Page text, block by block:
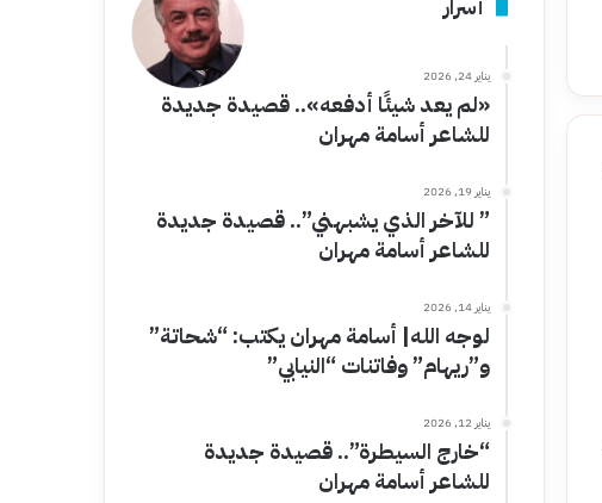
أسرار
يناير 24, 2026
«لم يعد شيئًا أدفعه».. قصيدة جديدة
للشاعر أسامة مهران
يناير 19, 2026
” للآخر الذي يشبهني”.. قصيدة جديدة
للشاعر أسامة مهران
يناير 14, 2026
لوجه الله| أسامة مهران يكتب: “شحاتة”
و”ريهام” وفاتنات “النيابي”
يناير 12, 2026
“خارج السيطرة”.. قصيدة جديدة
للشاعر أسامة مهران